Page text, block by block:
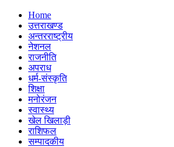
Home
उत्तराखण्ड
अन्तरराष्ट्रीय
नेशनल
राजनीति
अपराध
धर्म-संस्कृति
शिक्षा
मनोरंजन
स्वास्थ्य
खेल खिलाड़ी
राशिफल
सम्पादकीय